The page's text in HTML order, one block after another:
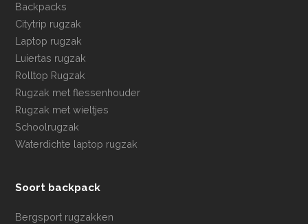
Backpacks
Citytrip rugzak
Laptop rugzak
Luiertas rugzak
Rolltop Rugzak
Rugzak met flessenhouder
Rugzak met wieltjes
Schoolrugzak
Waterdichte laptop rugzak
Soort backpack
Bergsport rugzakken